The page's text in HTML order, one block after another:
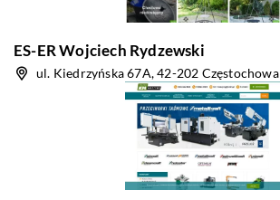
ES-ER Wojciech Rydzewski
ul. Kiedrzyńska 67A, 42-202 Częstochowa